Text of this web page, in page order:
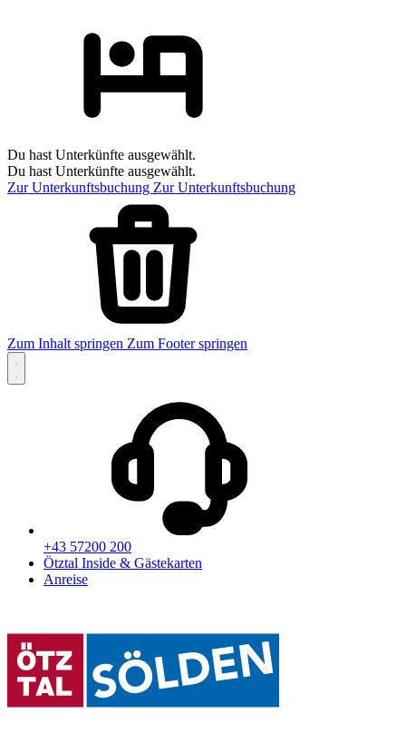
Du hast Unterkünfte ausgewählt.
Du hast Unterkünfte ausgewählt.
Zur Unterkunftsbuchung Zur Unterkunftsbuchung
Zum Inhalt springen Zum Footer springen
+43 57200 200
Ötztal Inside & Gästekarten
Anreise